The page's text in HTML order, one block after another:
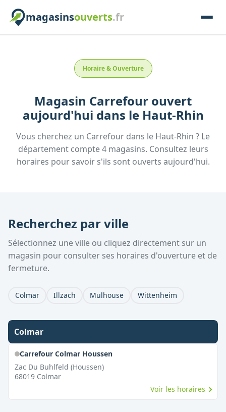
magasinsouverts.fr
Horaire & Ouverture
Magasin Carrefour ouvert
aujourd'hui dans le Haut-Rhin
Vous cherchez un Carrefour dans le Haut-Rhin ? Le
département compte4magasins. Consultez leurs
horaires pour savoir s'ils sont ouverts aujourd'hui.
Recherchez par ville
Sélectionnez une ville ou cliquez directement sur un
magasin pour consulter ses horaires d'ouverture et de
fermeture.
Colmar Illzach Mulhouse Wittenheim
Colmar
Carrefour Colmar Houssen
Zac Du Buhlfeld (Houssen)
68019 Colmar
Voir les horaires